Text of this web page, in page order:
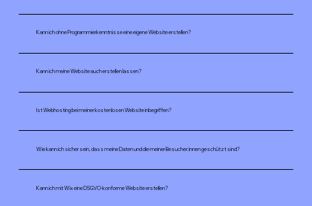
Kann ich ohne Programmierkenntnisse eine eigene Website erstellen?
Kann ich meine Website auch erstellen lassen?
Ist Webhosting bei meiner kostenlosen Website inbegriffen?
Wie kann ich sicher sein, dass meine Daten und die meiner Besucher:innen geschützt sind?
Kann ich mit Wix eine DSGVO-konforme Website erstellen?